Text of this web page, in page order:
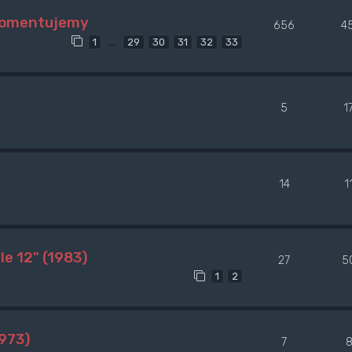
1 … 29 30 31 32 33
656
5
14
12" (1983)
1 2
27
7